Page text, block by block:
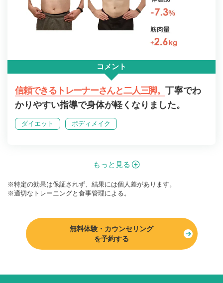
コメント
信頼できるトレーナーさんと二人三脚。 丁寧でわ
かりやすい指導で身体が軽くなりました。
ダイエット ボディメイク
もっと見る
※特定の効果は保証されず、結果には個人差があります。
※適切なトレーニングと食事管理による。
無料体験・カウンセリング
を予約する